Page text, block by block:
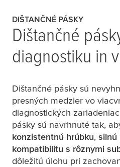
DIŠTANČNÉ PÁSKY
Dištančné
diagnostiku in
Dištančné pásky sú
presných medzier vo
diagnostických
pásky sú navrhnuté tak,
konzistentnú hrúbku, silnú
kompatibilitu s rôznymi
dôležitú úlohu pri